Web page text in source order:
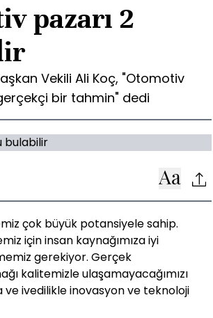
pazarı 2
Vekili Ali Koç, "Otomotiv
bir tahmin" dedi
çok büyük potansiyele sahip.
için insan kaynağımıza iyi
gerekiyor. Gerçek
kalitemizle ulaşamayacağımızı
ve ivedilikle inovasyon ve teknoloji